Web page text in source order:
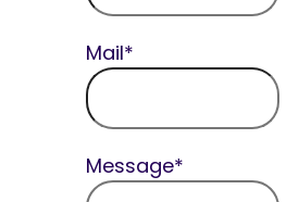
Mail*
Message*